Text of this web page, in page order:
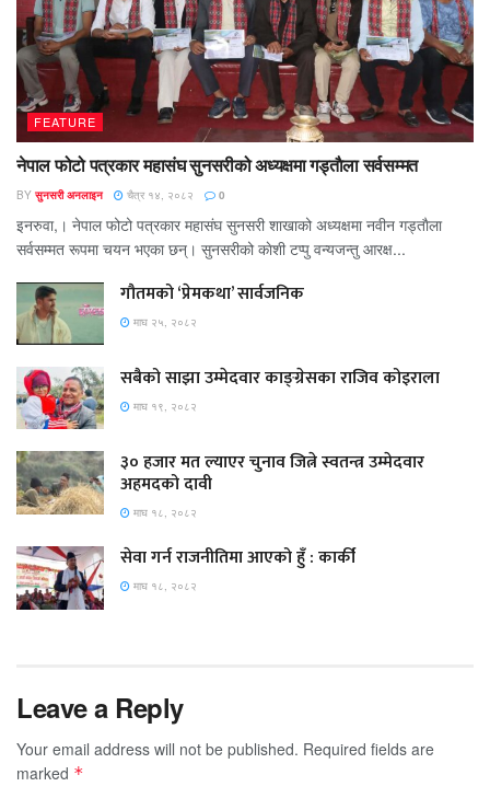
FEATURE
नेपाल फोटो पत्रकार महासंघ सुनसरीको अध्यक्षमा गड्ताैला सर्वसम्मत
BY सुनसरी अनलाइन चैत्र १४, २०८२ 0
इनरुवा,। नेपाल फोटो पत्रकार महासंघ सुनसरी शाखाको अध्यक्षमा नवीन गड्ताैला
सर्वसम्मत रूपमा चयन भएका छन्। सुनसरीको काेशी टप्पु वन्यजन्तु आरक्ष...
गौतमको ‘प्रेमकथा’ सार्वजनिक
माघ २५, २०८२
सबैको साझा उम्मेदवार काङ्ग्रेसका राजिव कोइराला
माघ १९, २०८२
३० हजार मत ल्याएर चुनाव जित्ने स्वतन्त्र उम्मेदवार
अहमदको दावी
माघ १८, २०८२
सेवा गर्न राजनीतिमा आएको हुँ : कार्की
माघ १८, २०८२
Leave a Reply
Your email address will not be published. Required fields are
marked *